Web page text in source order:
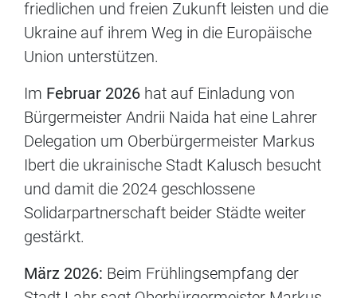
friedlichen und freien Zukunft leisten und die
Ukraine auf ihrem Weg in die Europäische
Union unterstützen.
Im Februar 2026 hat auf Einladung von
Bürgermeister Andrii Naida hat eine Lahrer
Delegation um Oberbürgermeister Markus
Ibert die ukrainische Stadt Kalusch besucht
und damit die 2024 geschlossene
Solidarpartnerschaft beider Städte weiter
gestärkt.
März 2026: Beim Frühlingsempfang der